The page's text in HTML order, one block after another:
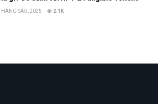
SÁU, 2025 2.1K